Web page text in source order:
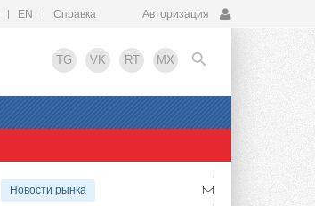
EN Справка Авторизация
TG VK RT MX
EN
Новости рынка